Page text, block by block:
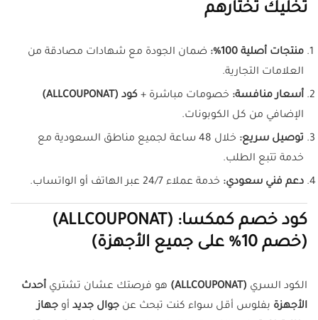
تخلّيك تختارهم
منتجات أصلية 100%:
ضمان الجودة مع شهادات مصادقة من
العلامات التجارية.
أسعار منافسة: خصومات مباشرة + كود (ALLCOUPONAT)
الإضافي من كل الكوبونات.
توصيل سريع:
خلال 48 ساعة لجميع مناطق السعودية مع
خدمة تتبع الطلب.
دعم فني سعودي: خدمة عملاء 24/7 عبر الهاتف أو الواتساب.
كود خصم كمكسا: (ALLCOUPONAT)
(خصم 10% على جميع الأجهزة)
الكود السري (ALLCOUPONAT) هو فرصتك عشان تشتري أحدث
الأجهزة بفلوس أقل سواء كنت تبحث عن جوال جديد أو جهاز